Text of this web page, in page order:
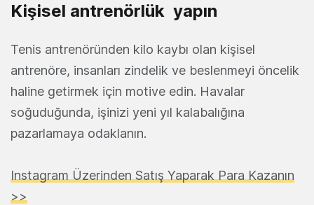
Kişisel antrenörlük yapın
Tenis antrenöründen kilo kaybı olan kişisel
antrenöre, insanları zindelik ve beslenmeyi öncelik
haline getirmek için motive edin. Havalar
soğuduğunda, işinizi yeni yıl kalabalığına
pazarlamaya odaklanın.
Instagram Üzerinden Satış Yaparak Para Kazanın
>>